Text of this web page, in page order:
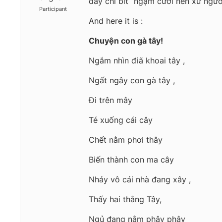
Participant
And here it is :
Chuyện con gà tây!
Ngắm nhìn điã khoai tây ,
Ngất ngây con gà tây ,
Đi trên mây
Té xuống cái cây
Chết nằm phơi thây
Biến thành con ma cây
Nhảy vô cái nhà đang xây ,
Thấy hai thằng Tây,
Ngủ đang nằm phây phây